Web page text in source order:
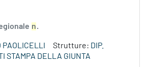
n.
PAOLICELLI Strutture: DIP.
STAMPA DELLA GIUNTA